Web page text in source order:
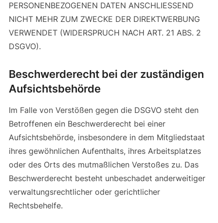
PERSONENBEZOGENEN DATEN ANSCHLIESSEND
NICHT MEHR ZUM ZWECKE DER DIREKTWERBUNG
VERWENDET (WIDERSPRUCH NACH ART. 21 ABS. 2
DSGVO).
Beschwerde­recht bei der zuständigen
Aufsichts­behörde
Im Falle von Verstößen gegen die DSGVO steht den
Betroffenen ein Beschwerderecht bei einer
Aufsichtsbehörde, insbesondere in dem Mitgliedstaat
ihres gewöhnlichen Aufenthalts, ihres Arbeitsplatzes
oder des Orts des mutmaßlichen Verstoßes zu. Das
Beschwerderecht besteht unbeschadet anderweitiger
verwaltungsrechtlicher oder gerichtlicher
Rechtsbehelfe.